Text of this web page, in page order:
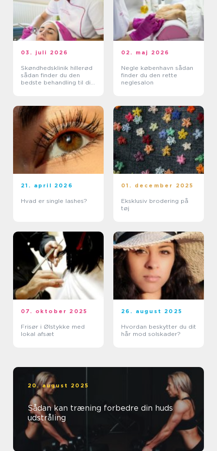
03. juli 2026
Skøndhedsklinik hillerød
sådan finder du den
bedste behandling til din
02. maj 2026
Negle københavn sådan
finder du den rette
neglesalon
21. april 2026
Hvad er single lashes?
01. december 2025
Eksklusiv brodering på
tøj
07. oktober 2025
Frisør i Ølstykke med
lokal afsæt
26. august 2025
Hvordan beskytter du dit
hår mod solskader?
20. august 2025
Sådan kan træning forbedre din huds
udstråling